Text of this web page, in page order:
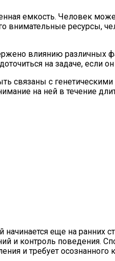
емкость. Человек
ресурсы,
влиянию различных
на задаче,
связаны с
на ней в течение
еще на ранних
и контроль поведения.
и требует осознанного